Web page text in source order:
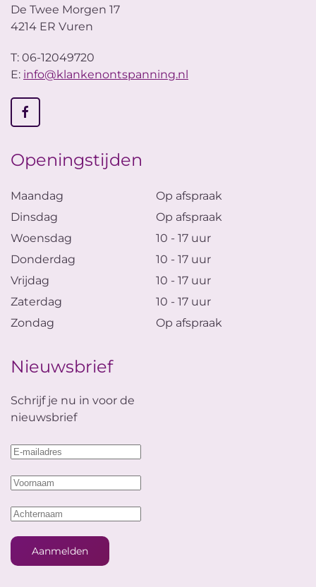
De Twee Morgen 17
4214 ER Vuren
T: 06-12049720
E: info@klankenontspanning.nl
Openingstijden
Maandag
Op afspraak
Dinsdag
Op afspraak
Woensdag
10 - 17 uur
Donderdag
10 - 17 uur
Vrijdag
10 - 17 uur
Zaterdag
10 - 17 uur
Zondag
Op afspraak
Nieuwsbrief
Schrijf je nu in voor de
nieuwsbrief
Aanmelden